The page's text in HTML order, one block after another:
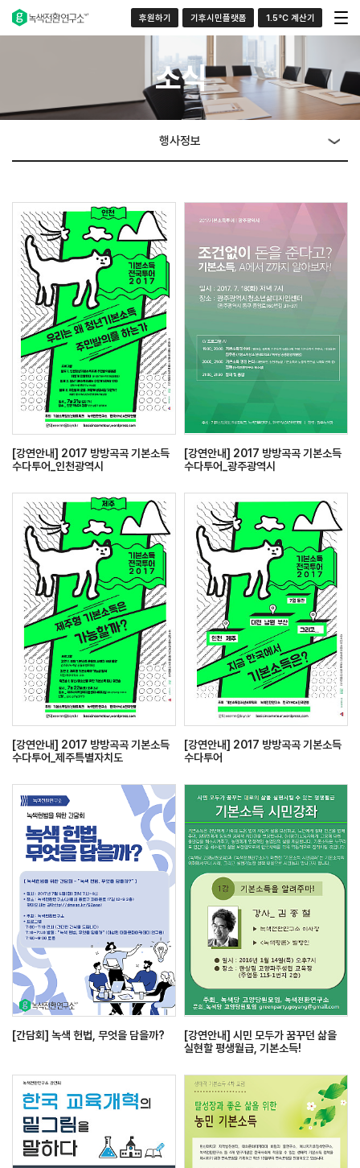
후원하기 기후시민플랫폼 1.5°C 계산기
소식
행사정보
[강연안내] 2017 방방곡곡 기본소득
수다투어_인천광역시
[강연안내] 2017 방방곡곡 기본소득
수다투어_광주광역시
[강연안내] 2017 방방곡곡 기본소득
수다투어_제주특별자치도
[강연안내] 2017 방방곡곡 기본소득
수다투어
[간담회] 녹색 헌법, 무엇을 담을까?
[강연안내] 시민 모두가 꿈꾸던 삶을
실현할 평생월급, 기본소득!